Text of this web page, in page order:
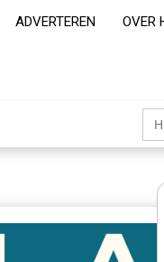
ADVERTEREN OVER